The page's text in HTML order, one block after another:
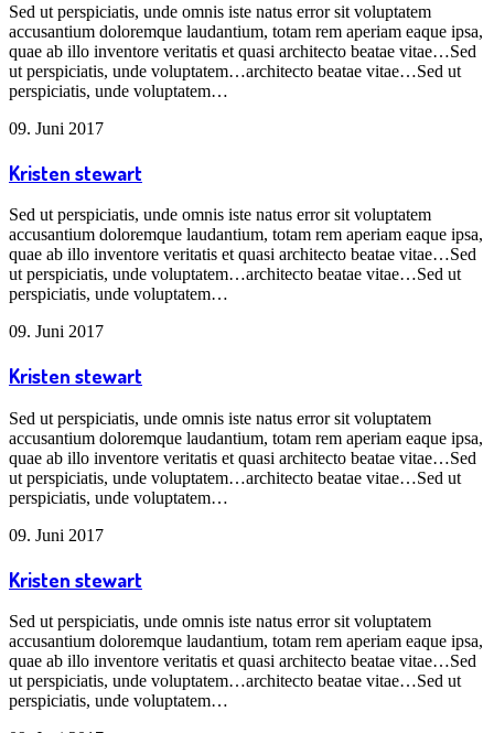
Sed ut perspiciatis, unde omnis iste natus error sit voluptatem
accusantium doloremque laudantium, totam rem aperiam eaque ipsa,
quae ab illo inventore veritatis et quasi architecto beatae vitae…Sed
ut perspiciatis, unde voluptatem…architecto beatae vitae…Sed ut
perspiciatis, unde voluptatem…
09. Juni 2017
Kristen stewart
Sed ut perspiciatis, unde omnis iste natus error sit voluptatem
accusantium doloremque laudantium, totam rem aperiam eaque ipsa,
quae ab illo inventore veritatis et quasi architecto beatae vitae…Sed
ut perspiciatis, unde voluptatem…architecto beatae vitae…Sed ut
perspiciatis, unde voluptatem…
09. Juni 2017
Kristen stewart
Sed ut perspiciatis, unde omnis iste natus error sit voluptatem
accusantium doloremque laudantium, totam rem aperiam eaque ipsa,
quae ab illo inventore veritatis et quasi architecto beatae vitae…Sed
ut perspiciatis, unde voluptatem…architecto beatae vitae…Sed ut
perspiciatis, unde voluptatem…
09. Juni 2017
Kristen stewart
Sed ut perspiciatis, unde omnis iste natus error sit voluptatem
accusantium doloremque laudantium, totam rem aperiam eaque ipsa,
quae ab illo inventore veritatis et quasi architecto beatae vitae…Sed
ut perspiciatis, unde voluptatem…architecto beatae vitae…Sed ut
perspiciatis, unde voluptatem…